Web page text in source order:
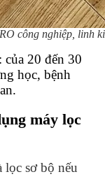
công nghiệp, linh
: của 20 đến 30
học, bệnh
máy lọc
sơ bộ nếu